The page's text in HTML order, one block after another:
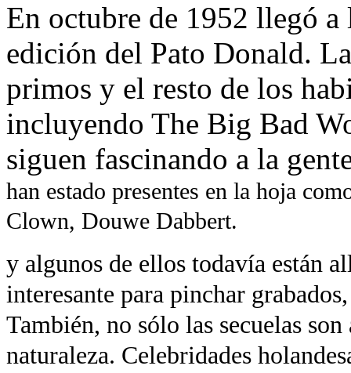
En octubre de 1952 llegó a
edición del Pato Donald.
primos y el resto de los
incluyendo The Big Bad
siguen fascinando a la
han estado presentes en la hoja
Clown, Douwe Dabbert.
y algunos de ellos todavía están
interesante para pinchar
También, no sólo las secuelas
naturaleza. Celebridades